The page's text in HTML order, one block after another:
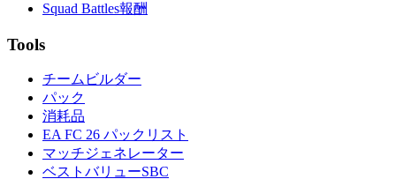
Squad Battles報酬
Tools
チームビルダー
パック
消耗品
EA FC 26 パックリスト
マッチジェネレーター
ベストバリューSBC